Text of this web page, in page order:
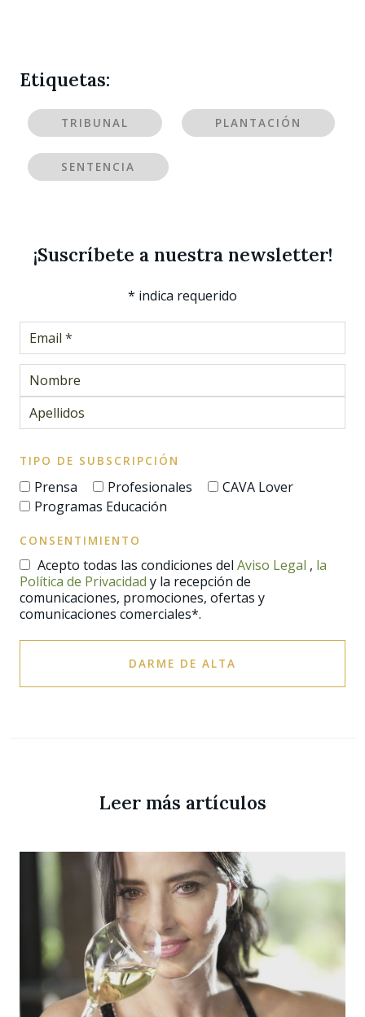
Etiquetas:
TRIBUNAL PLANTACIÓN
SENTENCIA
¡Suscríbete a nuestra newsletter!
* indica requerido
TIPO DE SUBSCRIPCIÓN
Prensa Profesionales
CAVA Lover
Programas Educación
CONSENTIMIENTO
Acepto todas las condiciones del Aviso Legal , la
Política de Privacidad y la recepción de
comunicaciones, promociones, ofertas y
comunicaciones comerciales*.
DARME DE ALTA
Leer más artículos